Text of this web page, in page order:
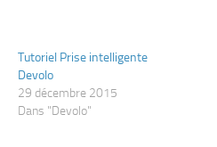
Tutoriel Prise intelligente
Devolo
29 décembre 2015
Dans "Devolo"